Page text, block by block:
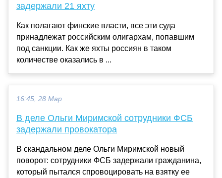
задержали 21 яхту
Как полагают финские власти, все эти суда
принадлежат российским олигархам, попавшим
под санкции. Как же яхты россиян в таком
количестве оказались в ...
16:45, 28 Мар
В деле Ольги Миримской сотрудники ФСБ
задержали провокатора
В скандальном деле Ольги Миримской новый
поворот: сотрудники ФСБ задержали гражданина,
который пытался спровоцировать на взятку ее